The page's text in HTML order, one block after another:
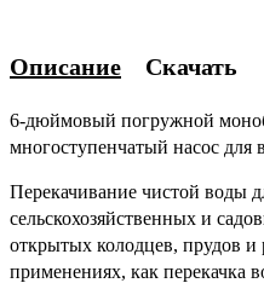
Описание Скачать
6-дюймовый погружной
многоступенчатый насос для
Перекачивание чистой воды
сельскохозяйственных и
открытых колодцев, прудов и
применениях, как перекачка